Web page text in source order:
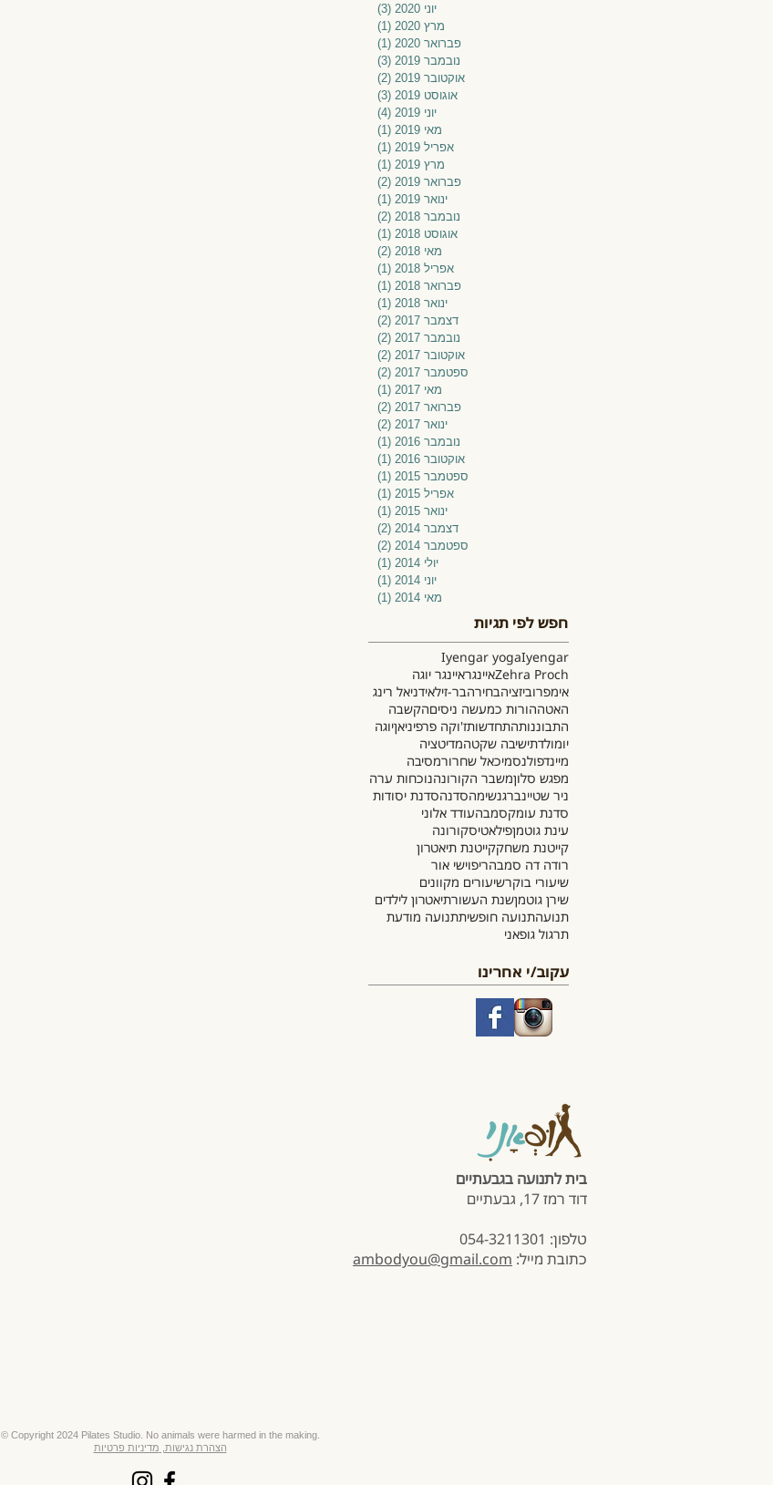
יוני 2020
(3)
מרץ 2020
(1)
פברואר 2020
(1)
נובמבר 2019
(3)
אוקטובר 2019
(2)
אוגוסט 2019
(3)
יוני 2019
(4)
מאי 2019
(1)
אפריל 2019
(1)
מרץ 2019
(1)
פברואר 2019
(2)
ינואר 2019
(1)
נובמבר 2018
(2)
אוגוסט 2018
(1)
מאי 2018
(2)
אפריל 2018
(1)
פברואר 2018
(1)
ינואר 2018
(1)
דצמבר 2017
(2)
נובמבר 2017
(2)
אוקטובר 2017
(2)
ספטמבר 2017
(2)
מאי 2017
(1)
פברואר 2017
(2)
ינואר 2017
(2)
נובמבר 2016
(1)
אוקטובר 2016
(1)
ספטמבר 2015
(1)
אפריל 2015
(1)
ינואר 2015
(1)
דצמבר 2014
(2)
ספטמבר 2014
(2)
יולי 2014
(1)
יוני 2014
(1)
מאי 2014
(1)
חפש לפי תגיות
Iyengar
Iyengar yoga
Zehra Prochאיינגראיינגר יוגה
אימפרוביזציהבחירהבר-זילאידניאל רינג
האטההורות כמעשה ניסיםהקשבה
התבוננותהתחדשותז'וקה פרפיניאןיוגה
יומולדתישיבה שקטהמדיטציה
מיינדפולנסמיכאל שחרורמסיבה
מפגש סלוןמשבר הקורונהנוכחות ערה
ניר שטיינברגנשימהסדנהסדנת יסודות
סדנת עומקסמבהעודד אלוני
עינת גוטמןפילאטיסקורונה
קייטנת משחקקייטנת תיאטרון
רודה דה סמבהריפוישי אור
שיעורי בוקרשיעורים מקוונים
שירן גוטמןשנת העשורתיאטרון לילדים
תנועהתנועה חופשיתתנועה מודעת
תרגול גופאני
עקוב/י אחרינו
בית לתנועה בגבעתיים
דוד רמז 17, גבעתיים
טלפון: 054-3211301
כתובת מייל: ambodyou@gmail.com
​© Copyright 2024 Pilates Studio. No animals were harmed in the making.
הצהרת נגישות, מדיניות פרטיות